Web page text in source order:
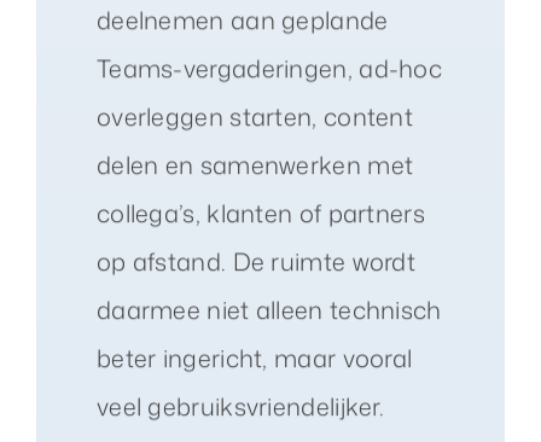
deelnemen aan geplande
Teams-vergaderingen, ad-hoc
overleggen starten, content
delen en samenwerken met
collega’s, klanten of partners
op afstand. De ruimte wordt
daarmee niet alleen technisch
beter ingericht, maar vooral
veel gebruiksvriendelijker.